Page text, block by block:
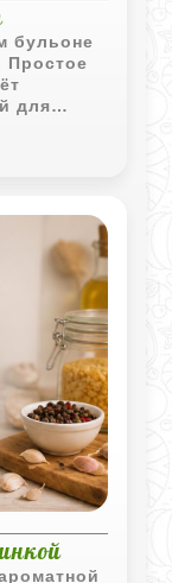
бульоне
Простое
для